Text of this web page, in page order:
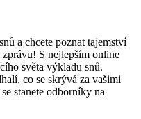
a chcete poznat tajemství
S nejlepším online
světa výkladu snů.
co se skrývá za vašimi
stanete odborníky na